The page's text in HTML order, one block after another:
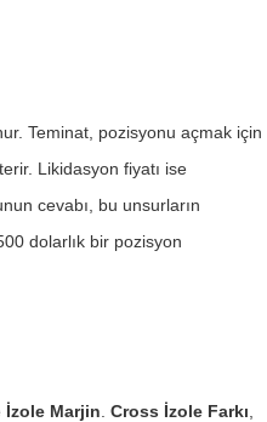
Teminat, pozisyonu açmak için
Likidasyon fiyatı ise
cevabı, bu unsurların
dolarlık bir pozisyon
İzole Marjin Cross İzole Farkı